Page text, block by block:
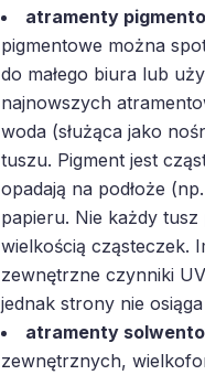
atramenty
pigmentowe można
do małego biura lub
najnowszych
woda (służąca jako
tuszu. Pigment jest
opadają na podłoże
papieru. Nie każdy
wielkością cząsteczek.
zewnętrzne czynniki
jednak strony nie
atramenty
zewnętrznych,